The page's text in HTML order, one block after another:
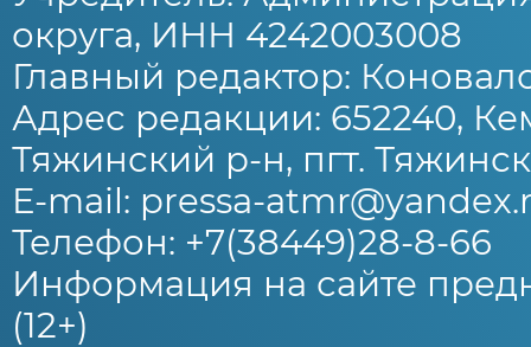
округа, ИНН 4242003008
Главный редактор:
Адрес редакции: 652240,
Тяжинский р-н, пгт.
E-mail: pressa-
Телефон: +7(38449)28-8-66
Информация на сайте
(12+)